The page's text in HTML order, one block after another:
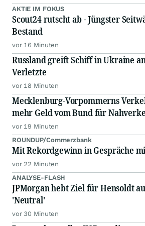
AKTIE IM FOKUS
Scout24 rutscht ab - Jüngster
Bestand
vor 16 Minuten
Russland greift Schiff in Ukraine
Verletzte
vor 18 Minuten
Mecklenburg-Vorpommerns
mehr Geld vom Bund für
vor 19 Minuten
ROUNDUP/Commerzbank
Mit Rekordgewinn in Gespräche
vor 22 Minuten
ANALYSE-FLASH
JPMorgan hebt Ziel für Hensoldt
'Neutral'
vor 30 Minuten